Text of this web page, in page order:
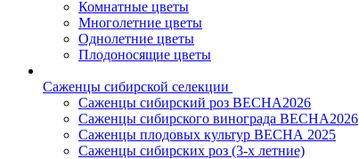
Комнатные цветы
Многолетние цветы
Однолетние цветы
Плодоносящие цветы
Саженцы сибирской селекции
Саженцы сибирский роз ВЕСНА2026
Саженцы сибирского винограда ВЕСНА2026
Саженцы плодовых культур ВЕСНА 2025
Саженцы сибирских роз (3-х летние)